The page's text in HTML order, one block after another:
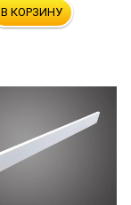
В КОРЗИНУ